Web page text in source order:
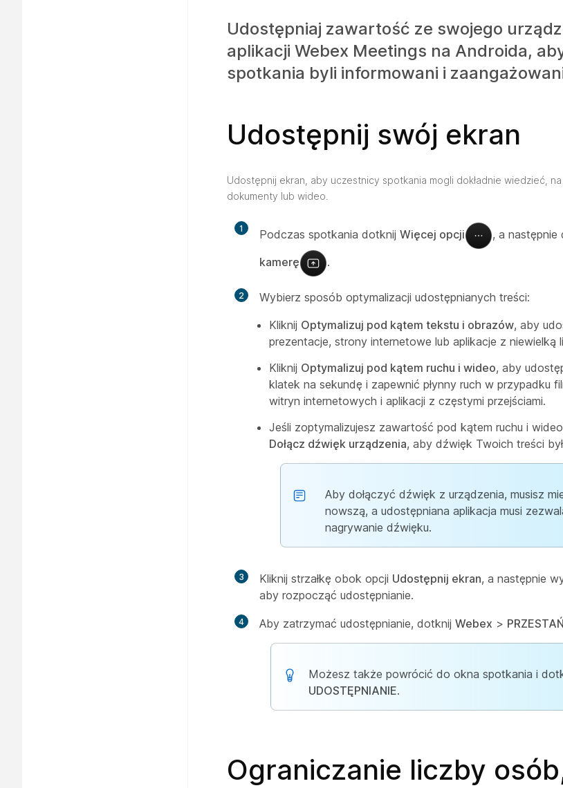
Udostępniaj zawartość ze swojego
aplikacji Webex Meetings na Androida,
spotkania byli informowani i
Udostępnij swój ekran
Udostępnij ekran, aby uczestnicy spotkania mogli dokładnie wiedzieć,
dokumenty lub wideo.
1 Podczas spotkania dotknij Więcej opcji , a następnie
kamerę
.
2
Wybierz sposób optymalizacji udostępnianych treści:
Kliknij Optymalizuj pod kątem tekstu i obrazów, aby
prezentacje, strony internetowe lub aplikacje z niewielką
Kliknij Optymalizuj pod kątem ruchu i wideo, aby
klatek na sekundę i zapewnić płynny ruch w przypadku
witryn internetowych i aplikacji z częstymi przejściami.
Jeśli zoptymalizujesz zawartość pod kątem ruchu i
Dołącz dźwięk urządzenia, aby dźwięk Twoich treści
Aby dołączyć dźwięk z urządzenia, musisz
nowszą, a udostępniana aplikacja musi
nagrywanie dźwięku.
3 Kliknij strzałkę obok opcji Udostępnij ekran, a następnie
aby rozpocząć udostępnianie.
4 Aby zatrzymać udostępnianie, dotknij Webex >
Możesz także powrócić do okna spotkania i
UDOSTĘPNIANIE.
Ograniczanie liczby